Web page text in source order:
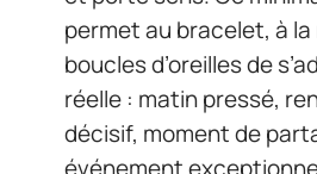
permet au bracelet, à
boucles d’oreilles de
réelle : matin pressé,
décisif, moment de
événement